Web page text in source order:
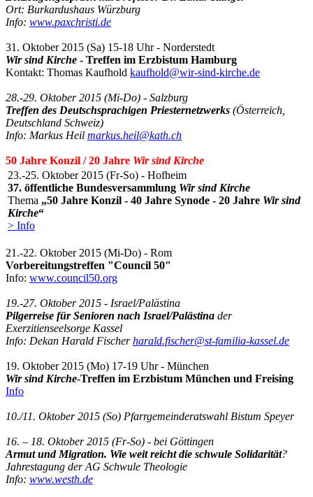
Ort: Burkardushaus Würzburg
Info: www.paxchristi.de
31. Oktober 2015 (Sa) 15-18 Uhr - Norderstedt
Wir sind Kirche - Treffen im Erzbistum Hamburg
Kontakt: Thomas Kaufhold kaufhold@wir-sind-kirche.de
28.-29. Oktober 2015 (Mi-Do) - Salzburg
Treffen des Deutschsprachigen Priesternetzwerks (Österreich,
Deutschland Schweiz)
Info: Markus Heil markus.heil@kath.ch
50 Jahre Konzil / 20 Jahre Wir sind Kirche
23.-25. Oktober 2015 (Fr-So) - Hofheim
37. öffentliche Bundesversammlung Wir sind Kirche
Thema „50 Jahre Konzil - 40 Jahre Synode - 20 Jahre Wir sind
Kirche“
> Info
21.-22. Oktober 2015 (Mi-Do) - Rom
Vorbereitungstreffen "Council 50"
Info: www.council50.org
19.-27. Oktober 2015 - Israel/Palästina
Pilgerreise für Senioren nach Israel/Palästina der
Exerzitienseelsorge Kassel
Info: Dekan Harald Fischerharald.fischer@st-familia-kassel.de
19. Oktober 2015 (Mo) 17-19 Uhr - München
Wir sind Kirche-Treffen im Erzbistum München und Freising
Info
10./11. Oktober 2015 (So) Pfarrgemeinderatswahl Bistum Speyer
16. – 18. Oktober 2015 (Fr-So) - bei Göttingen
Armut und Migration. Wie weit reicht die schwule Solidarität?
Jahrestagung der AG Schwule Theologie
Info: www.westh.de